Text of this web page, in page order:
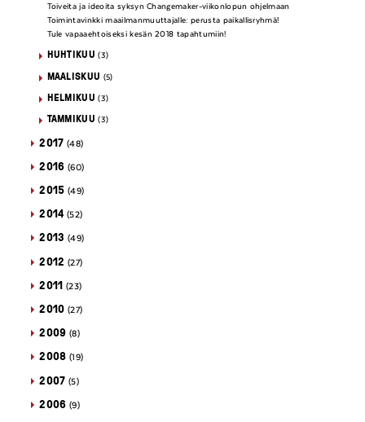
Toiveita ja ideoita syksyn Changemaker-viikonlopun ohjelmaan
Toimintavinkki maailmanmuuttajalle: perusta paikallisryhmä!
Tule vapaaehtoiseksi kesän 2018 tapahtumiin!
HUHTIKUU (3)
MAALISKUU (5)
HELMIKUU (3)
TAMMIKUU (3)
2017 (48)
2016 (60)
2015 (49)
2014 (52)
2013 (49)
2012 (27)
2011 (23)
2010 (27)
2009 (8)
2008 (19)
2007 (5)
2006 (9)